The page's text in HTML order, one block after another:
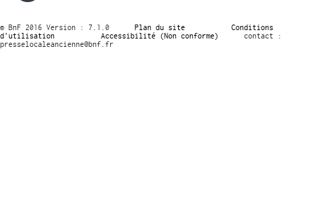
© BnF 2016 Version : 7.1.0 Plan du site
Conditions
d’utilisation
Accessibilité (Non conforme)
contact :
presselocaleancienne@bnf.fr